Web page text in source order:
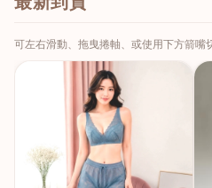
可左右滑動、拖曳捲軸、或使用下方箭嘴